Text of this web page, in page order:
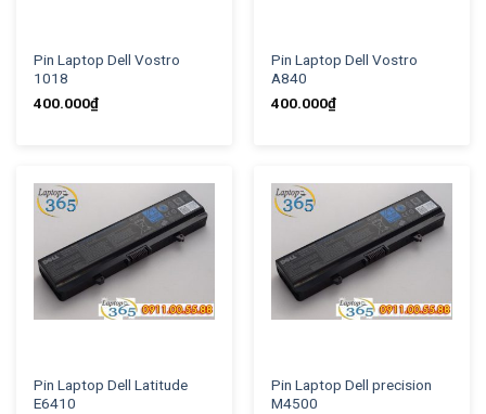
Pin Laptop Dell Vostro
1018
400.000₫
Pin Laptop Dell Vostro
A840
400.000₫
Pin Laptop Dell Latitude
E6410
Pin Laptop Dell precision
M4500